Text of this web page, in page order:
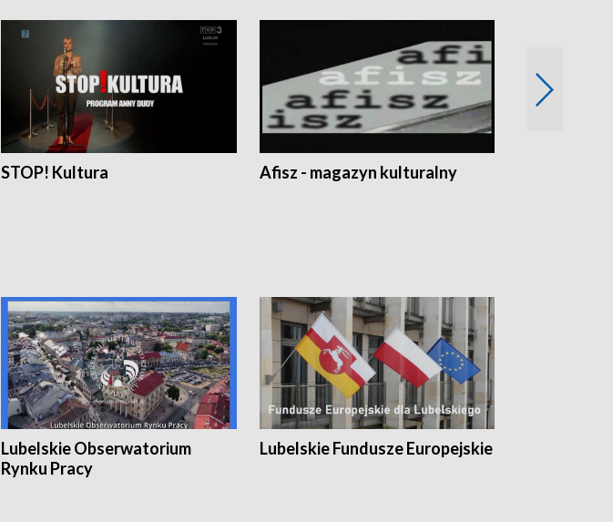
STOP! Kultura Afisz - magazyn kulturalny
Lubelskie Obserwatorium
Rynku Pracy
Lubelskie Fundusze Europejskie